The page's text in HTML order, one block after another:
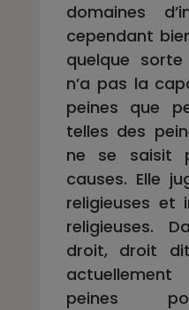
domaines
cependant
quelque sorte
n’a pas la
peines que
telles des
ne se saisit
causes. Elle
religieuses et
religieuses.
droit, droit
peines